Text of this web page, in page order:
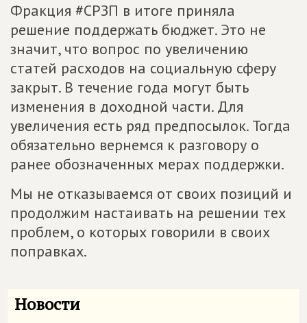
Фракция #СРЗП в итоге приняла
решение поддержать бюджет. Это не
значит, что вопрос по увеличению
статей расходов на социальную сферу
закрыт. В течение года могут быть
изменения в доходной части. Для
увеличения есть ряд предпосылок. Тогда
обязательно вернемся к разговору о
ранее обозначенных мерах поддержки.
Мы не отказываемся от своих позиций и
продолжим настаивать на решении тех
проблем, о которых говорили в своих
поправках.
Новости